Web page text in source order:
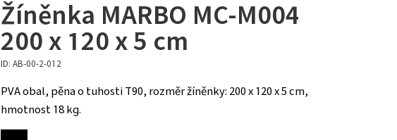
Žíněnka MARBO MC-M004
200 x 120 x 5 cm
ID: AB-00-2-012
PVA obal, pěna o tuhosti T90, rozměr žíněnky: 200 x 120 x 5 cm,
hmotnost 18 kg.